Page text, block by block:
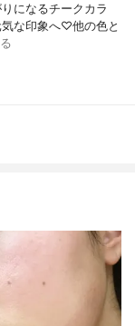
になるチークカラ
な印象へ♡他の色と